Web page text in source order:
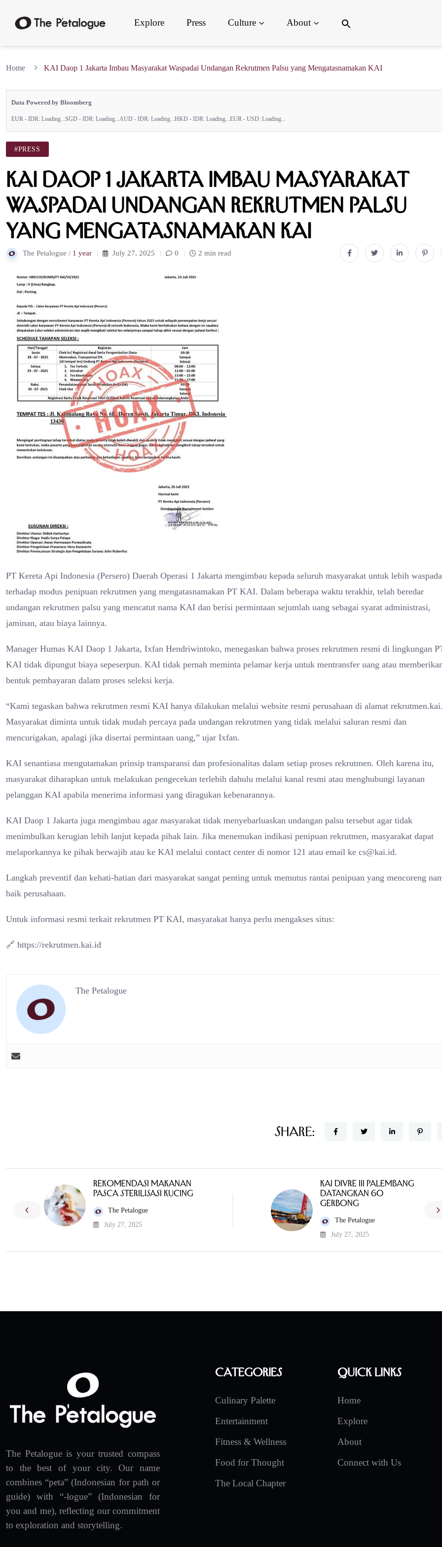
Explore Press Culture About
Home KAI Daop 1 Jakarta Imbau Masyarakat Waspadai Undangan Rekrutmen Palsu yang Mengatasnamakan KAI
Data Powered by Bloomberg
EUR - IDR: Loading...SGD - IDR: Loading...AUD - IDR: Loading...HKD - IDR: Loading...EUR - USD: Loading...
#PRESS
KAI Daop 1 Jakarta Imbau Masyarakat
Waspadai Undangan Rekrutmen Palsu
yang Mengatasnamakan KAI
The Petalogue / 1 year July 27, 2025 0 2 min read
PT Kereta Api Indonesia (Persero) Daerah Operasi 1 Jakarta mengimbau kepada seluruh masyarakat untuk lebih waspada
terhadap modus penipuan rekrutmen yang mengatasnamakan PT KAI. Dalam beberapa waktu terakhir, telah beredar
undangan rekrutmen palsu yang mencatut nama KAI dan berisi permintaan sejumlah uang sebagai syarat administrasi,
jaminan, atau biaya lainnya.
Manager Humas KAI Daop 1 Jakarta, Ixfan Hendriwintoko, menegaskan bahwa proses rekrutmen resmi di lingkungan
KAI tidak dipungut biaya sepeserpun. KAI tidak pernah meminta pelamar kerja untuk mentransfer uang atau
bentuk pembayaran dalam proses seleksi kerja.
“Kami tegaskan bahwa rekrutmen resmi KAI hanya dilakukan melalui website resmi perusahaan di alamat
Masyarakat diminta untuk tidak mudah percaya pada undangan rekrutmen yang tidak melalui saluran resmi dan
mencurigakan, apalagi jika disertai permintaan uang,” ujar Ixfan.
KAI senantiasa mengutamakan prinsip transparansi dan profesionalitas dalam setiap proses rekrutmen. Oleh karena itu,
masyarakat diharapkan untuk melakukan pengecekan terlebih dahulu melalui kanal resmi atau menghubungi layanan
pelanggan KAI apabila menerima informasi yang diragukan kebenarannya.
KAI Daop 1 Jakarta juga mengimbau agar masyarakat tidak menyebarluaskan undangan palsu tersebut agar tidak
menimbulkan kerugian lebih lanjut kepada pihak lain. Jika menemukan indikasi penipuan rekrutmen, masyarakat dapat
melaporkannya ke pihak berwajib atau ke KAI melalui contact center di nomor 121 atau email ke cs@kai.id.
Langkah preventif dan kehati-hatian dari masyarakat sangat penting untuk memutus rantai penipuan yang mencoreng
baik perusahaan.
Untuk informasi resmi terkait rekrutmen PT KAI, masyarakat hanya perlu mengakses situs:
🔗 https://rekrutmen.kai.id
The Petalogue
Share:
Rekomendasi Makanan
Pasca Sterilisasi Kucing
The Petalogue
July 27, 2025
KAI Divre III Palembang
Datangkan 60
Gerbong
The Petalogue
July 27, 2025
The Petalogue is your trusted compass
to the best of your city. Our name
combines “peta” (Indonesian for path or
guide) with “-logue” (Indonesian for
you and me), reflecting our commitment
to exploration and storytelling.
Categories
Culinary Palette
Entertainment
Fitness & Wellness
Food for Thought
The Local Chapter
Quick Links
Home
Explore
About
Connect with Us